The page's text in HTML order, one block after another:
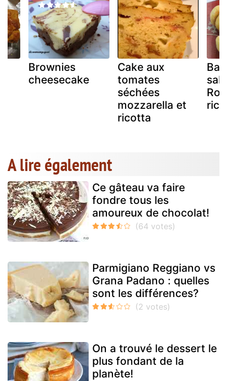
Brownies
cheesecake
Cake aux
tomates
séchées
mozzarella et
ricotta
A lire également
Ce gâteau va faire
fondre tous les
amoureux de chocolat!
Parmigiano Reggiano vs
Grana Padano : quelles
sont les différences?
On a trouvé le dessert le
plus fondant de la
planète!